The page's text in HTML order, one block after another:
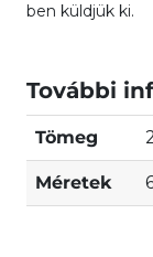
ben küldjük ki.
További
Tömeg
Méretek